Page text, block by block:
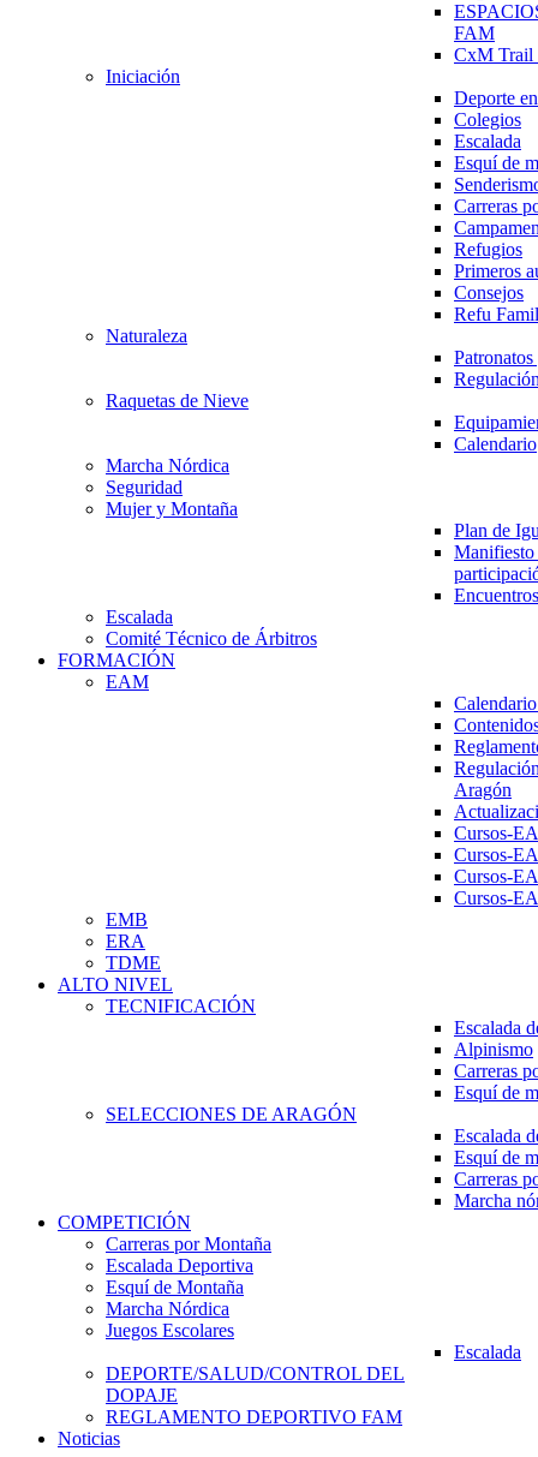
FAM
CxM
Iniciación
Deporte
Colegios
Escalada
Esquí de
Carreras
Refugios
Primeros
Consejos
Refu
Naturaleza
Raquetas de Nieve
Calendario
Marcha Nórdica
Seguridad
Mujer y Montaña
Plan de
Escalada
Comité Técnico de Árbitros
FORMACIÓN
EAM
Aragón
Cursos-
Cursos-
Cursos-
Cursos-
EMB
ERA
TDME
ALTO NIVEL
TECNIFICACIÓN
Escalada
Alpinismo
Carreras
Esquí de
SELECCIONES DE ARAGÓN
Escalada
Esquí de
Carreras
Marcha
COMPETICIÓN
Carreras por Montaña
Escalada Deportiva
Esquí de Montaña
Marcha Nórdica
Juegos Escolares
Escalada
DEPORTE/SALUD/CONTROL DEL
DOPAJE
REGLAMENTO DEPORTIVO FAM
Noticias